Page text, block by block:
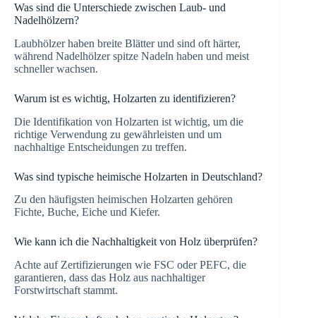
Was sind die Unterschiede zwischen Laub- und
Nadelhölzern?
Laubhölzer haben breite Blätter und sind oft härter,
während Nadelhölzer spitze Nadeln haben und meist
schneller wachsen.
Warum ist es wichtig, Holzarten zu identifizieren?
Die Identifikation von Holzarten ist wichtig, um die
richtige Verwendung zu gewährleisten und um
nachhaltige Entscheidungen zu treffen.
Was sind typische heimische Holzarten in Deutschland?
Zu den häufigsten heimischen Holzarten gehören
Fichte, Buche, Eiche und Kiefer.
Wie kann ich die Nachhaltigkeit von Holz überprüfen?
Achte auf Zertifizierungen wie FSC oder PEFC, die
garantieren, dass das Holz aus nachhaltiger
Forstwirtschaft stammt.